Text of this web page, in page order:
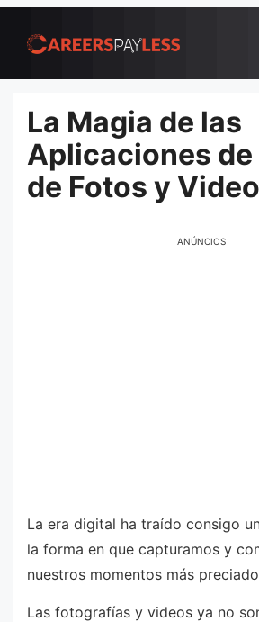
para
conteúdo
La Magia de las
Aplicaciones
de Fotos y
ANÚNCIOS
La era digital ha traído consigo
la forma en que capturamos y
nuestros momentos más
Las fotografías y videos ya no